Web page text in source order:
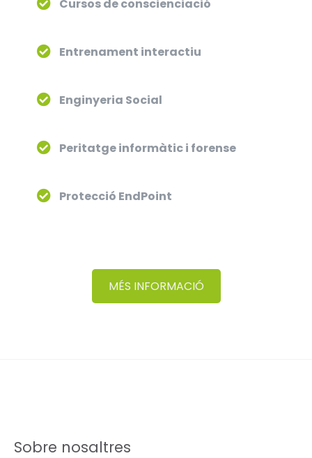
Cursos de conscienciació
Entrenament interactiu
Enginyeria Social
Peritatge informàtic i forense
Protecció EndPoint
MÉS INFORMACIÓ
Sobre nosaltres